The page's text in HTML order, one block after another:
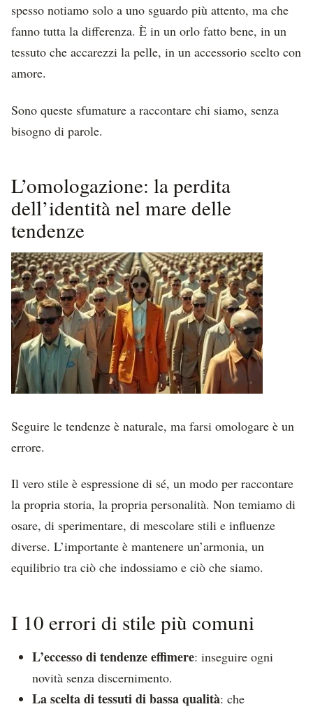
spesso notiamo solo a uno sguardo più attento, ma che
fanno tutta la differenza. È in un orlo fatto bene, in un
tessuto che accarezzi la pelle, in un accessorio scelto con
amore.
Sono queste sfumature a raccontare chi siamo, senza
bisogno di parole.
L’omologazione: la perdita
dell’identità nel mare delle
tendenze
Seguire le tendenze è naturale, ma farsi omologare è un
errore.
Il vero stile è espressione di sé, un modo per raccontare
la propria storia, la propria personalità. Non temiamo di
osare, di sperimentare, di mescolare stili e influenze
diverse. L’importante è mantenere un’armonia, un
equilibrio tra ciò che indossiamo e ciò che siamo.
I 10 errori di stile più comuni
L’eccesso di tendenze effimere: inseguire ogni
novità senza discernimento.
La scelta di tessuti di bassa qualità: che